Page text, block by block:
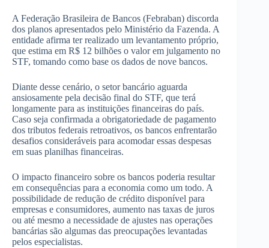
A Federação Brasileira de Bancos (Febraban) discorda
dos planos apresentados pelo Ministério da Fazenda. A
entidade afirma ter realizado um levantamento próprio,
que estima em R$ 12 bilhões o valor em julgamento no
STF, tomando como base os dados de nove bancos.
Diante desse cenário, o setor bancário aguarda
ansiosamente pela decisão final do STF, que terá
longamente para as instituições financeiras do país.
Caso seja confirmada a obrigatoriedade de pagamento
dos tributos federais retroativos, os bancos enfrentarão
desafios consideráveis ​​para acomodar essas despesas
em suas planilhas financeiras.
O impacto financeiro sobre os bancos poderia resultar
em consequências para a economia como um todo. A
possibilidade de redução de crédito disponível para
empresas e consumidores, aumento nas taxas de juros
ou até mesmo a necessidade de ajustes nas operações
bancárias são algumas das preocupações levantadas
pelos especialistas.